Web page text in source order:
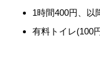
1時間400円、以
有料トイレ(100